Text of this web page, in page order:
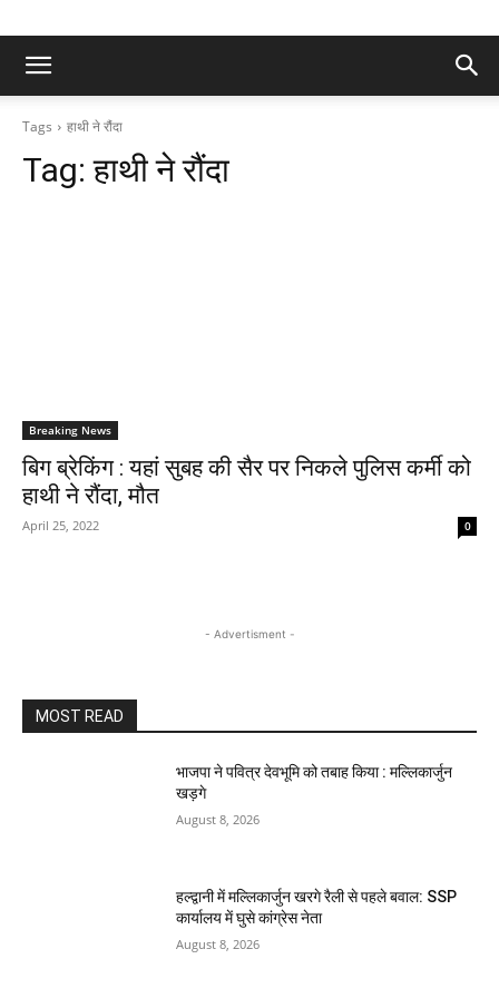
Tags हाथी ने रौंदा
Tag:हाथी ने रौंदा
Breaking News
बिग ब्रेकिंग : यहां सुबह की सैर पर निकले पुलिस कर्मी को
हाथी ने रौंदा, मौत
April 25, 2022 0
- Advertisment -
MOST READ
भाजपा ने पवित्र देवभूमि को तबाह किया : मल्लिकार्जुन
खड़गे
August 8, 2026
हल्द्वानी में मल्लिकार्जुन खरगे रैली से पहले बवाल: SSP
कार्यालय में घुसे कांग्रेस नेता
August 8, 2026